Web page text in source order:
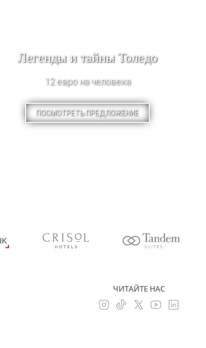
Легенды и тайны Толедо
12 евро на человека
ПОСМОТРЕТЬ ПРЕДЛОЖЕНИЕ
ЧИТАЙТЕ НАС